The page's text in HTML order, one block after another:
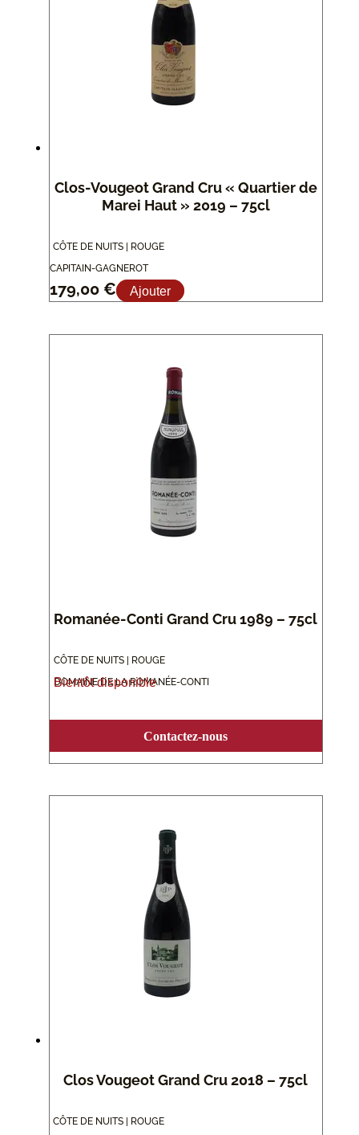
Clos-Vougeot Grand Cru « Quartier de
Marei Haut » 2019 – 75cl
CÔTE DE NUITS | ROUGE
CAPITAIN-GAGNEROT
179,00 € Ajouter
Romanée-Conti Grand Cru 1989 – 75cl
CÔTE DE NUITS | ROUGE
DOMAINE DE LA ROMANÉE-CONTI
Bientôt disponible
Contactez-nous
Clos Vougeot Grand Cru 2018 – 75cl
CÔTE DE NUITS | ROUGE